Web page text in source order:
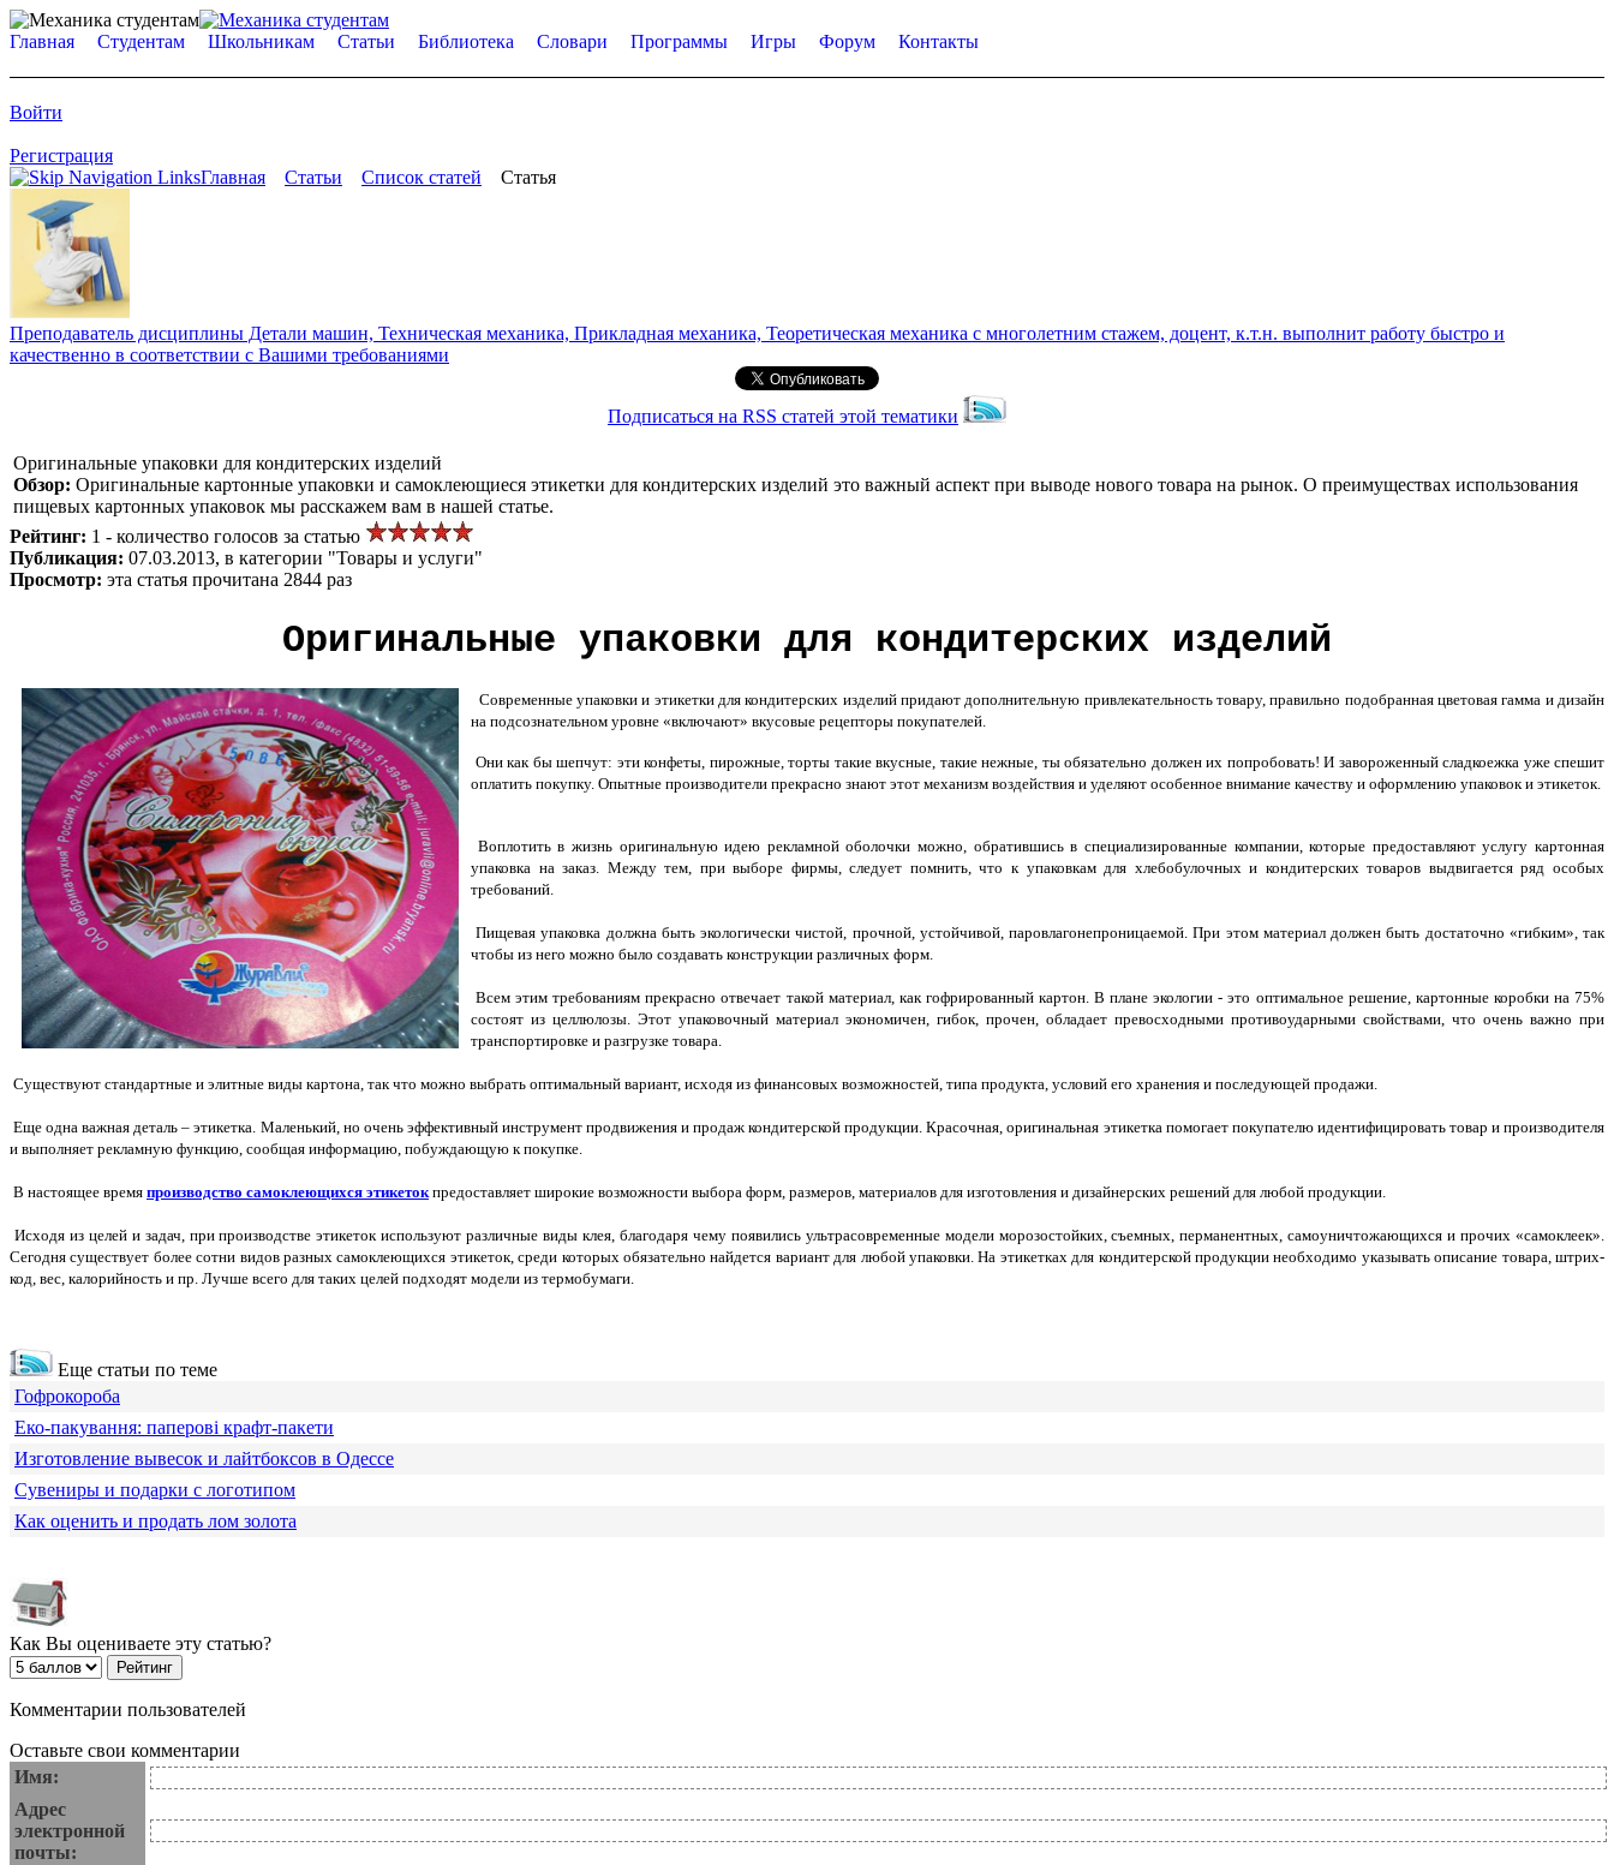
Главная Студентам Школьникам Статьи Библиотека Словари Программы Игры Форум Контакты
Войти
Регистрация
Главная
Статьи Список статей Статья
Преподаватель дисциплины Детали машин, Техническая механика, Прикладная механика, Теоретическая механика с многолетним стажем, доцент, к.т.н. выполнит работу быстро и
качественно в соответствии с Вашими требованиями
Подписаться на RSS статей этой тематики
Оригинальные упаковки для кондитерских изделий
Обзор: Оригинальные картонные упаковки и самоклеющиеся этикетки для кондитерских изделий это важный аспект при выводе нового товара на рынок. О преимуществах использования
пищевых картонных упаковок мы расскажем вам в нашей статье.
Рейтинг: 1 - количество голосов за статью
Публикация: 07.03.2013, в категории "Товары и услуги"
Просмотр: эта статья прочитана 2844 раз
Оригинальные упаковки для кондитерских изделий
Современные упаковки и этикетки для кондитерских изделий придают дополнительную привлекательность товару, правильно подобранная цветовая гамма и дизайн
на подсознательном уровне «включают» вкусовые рецепторы покупателей.
Они как бы шепчут: эти конфеты, пирожные, торты такие вкусные, такие нежные, ты обязательно должен их попробовать! И завороженный сладкоежка уже спешит
оплатить покупку. Опытные производители прекрасно знают этот механизм воздействия и уделяют особенное внимание качеству и оформлению упаковок и этикеток.
Воплотить в жизнь оригинальную идею рекламной оболочки можно, обратившись в специализированные компании, которые предоставляют услугу картонная
упаковка на заказ. Между тем, при выборе фирмы, следует помнить, что к упаковкам для хлебобулочных и кондитерских товаров выдвигается ряд особых
требований.
Пищевая упаковка должна быть экологически чистой, прочной, устойчивой, паровлагонепроницаемой. При этом материал должен быть достаточно «гибким», так
чтобы из него можно было создавать конструкции различных форм.
Всем этим требованиям прекрасно отвечает такой материал, как гофрированный картон. В плане экологии - это оптимальное решение, картонные коробки на 75%
состоят из целлюлозы. Этот упаковочный материал экономичен, гибок, прочен, обладает превосходными противоударными свойствами, что очень важно при
транспортировке и разгрузке товара.
Существуют стандартные и элитные виды картона, так что можно выбрать оптимальный вариант, исходя из финансовых возможностей, типа продукта, условий его хранения и последующей продажи.
Еще одна важная деталь – этикетка. Маленький, но очень эффективный инструмент продвижения и продаж кондитерской продукции. Красочная, оригинальная этикетка помогает покупателю идентифицировать товар и производителя
и выполняет рекламную функцию, сообщая информацию, побуждающую к покупке.
В настоящее время производство самоклеющихся этикетокпредоставляет широкие возможности выбора форм, размеров, материалов для изготовления и дизайнерских решений для любой продукции.
Исходя из целей и задач, при производстве этикеток используют различные виды клея, благодаря чему появились ультрасовременные модели морозостойких, съемных, перманентных, самоуничтожающихся и прочих «самоклеек».
Сегодня существует более сотни видов разных самоклеющихся этикеток, среди которых обязательно найдется вариант для любой упаковки. На этикетках для кондитерской продукции необходимо указывать описание товара, штрих-
код, вес, калорийность и пр. Лучше всего для таких целей подходят модели из термобумаги.
Еще статьи по теме
Гофрокороба
Еко-пакування: паперові крафт-пакети
Изготовление вывесок и лайтбоксов в Одессе
Сувениры и подарки с логотипом
Как оценить и продать лом золота
Как Вы оцениваете эту статью?
Комментарии пользователей
Оставьте свои комментарии
Имя:
Адрес
электронной
почты: